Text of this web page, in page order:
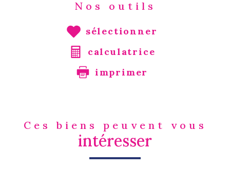
Nos outils
sélectionner
calculatrice
imprimer
Ces biens peuvent vous
intéresser